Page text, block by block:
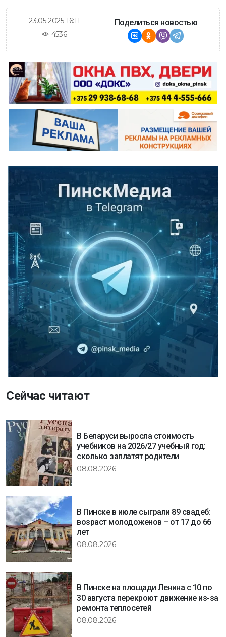
23.05.2025 16:11
4536
Поделиться новостью
Сейчас читают
В Беларуси выросла стоимость
учебников на 2026/27 учебный год:
сколько заплатят родители
08.08.2026
В Пинске в июле сыграли 89 свадеб:
возраст молодоженов – от 17 до 66
лет
08.08.2026
В Пинске на площади Ленина с 10 по
30 августа перекроют движение из-за
ремонта теплосетей
08.08.2026